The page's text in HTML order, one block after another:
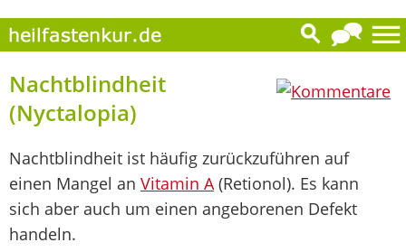
Nachtblindheit
(Nyctalopia)
Nachtblindheit ist häufig zurückzuführen auf
einen Mangel an Vitamin A(Retionol). Es kann
sich aber auch um einen angeborenen Defekt
handeln.